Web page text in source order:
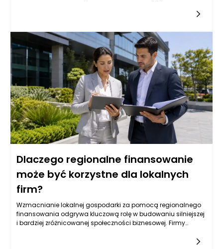
problemem niedoboru płynności finansowej, co może
hamować rozwój i realizację nowych inwestycji. Dzięki
pożyczkom hipotecznym, przedsiębiorcy mogą zainwestować
w zakup działek, budowę nowych obiektów czy remont
istniejących. Przykłady takich inwestycji obejmują zarówno
duże projekty komercyjne, jak i mniejsze inwestycje w sektorze
mieszkalnym. Możliwość zabezpieczenia pożyczki hipoteką
zwiększa bezpieczeństwo transakcji zarówno dla
kredytobiorcy, jak i dla instytucji finansowych, co sprzyja
rozwojowi rynku budowlanego.
Dlaczego regionalne finansowanie
może być korzystne dla lokalnych
firm?
Wzmacnianie lokalnej gospodarki za pomocą regionalnego
finansowania odgrywa kluczową rolę w budowaniu silniejszej
i bardziej zróżnicowanej społeczności biznesowej. Firmy